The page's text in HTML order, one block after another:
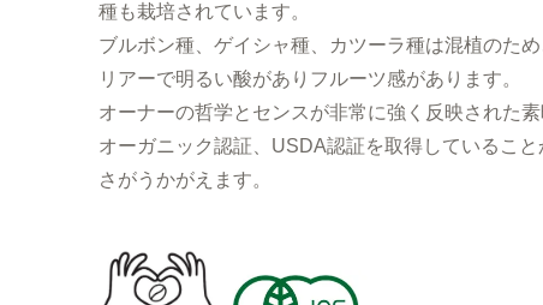
種も栽培されています。
ブルボン種、ゲイシャ種、カツーラ種は混植のた
リアーで明るい酸がありフルーツ感があります。
オーナーの哲学とセンスが非常に強く反映された
オーガニック認証、USDA認証を取得しているこ
さがうかがえます。